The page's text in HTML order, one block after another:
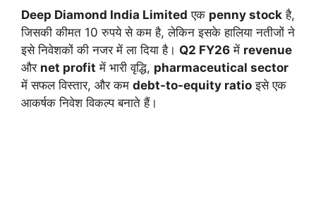
Deep Diamond India Limited एक penny stock है,
जिसकी कीमत 10 रुपये से कम है, लेकिन इसके हालिया नतीजों ने
इसे निवेशकों की नजर में ला दिया है। Q2 FY26 में revenue
और net profit में भारी वृद्धि, pharmaceutical sector
में सफल विस्तार, और कम debt-to-equity ratio इसे एक
आकर्षक निवेश विकल्प बनाते हैं।